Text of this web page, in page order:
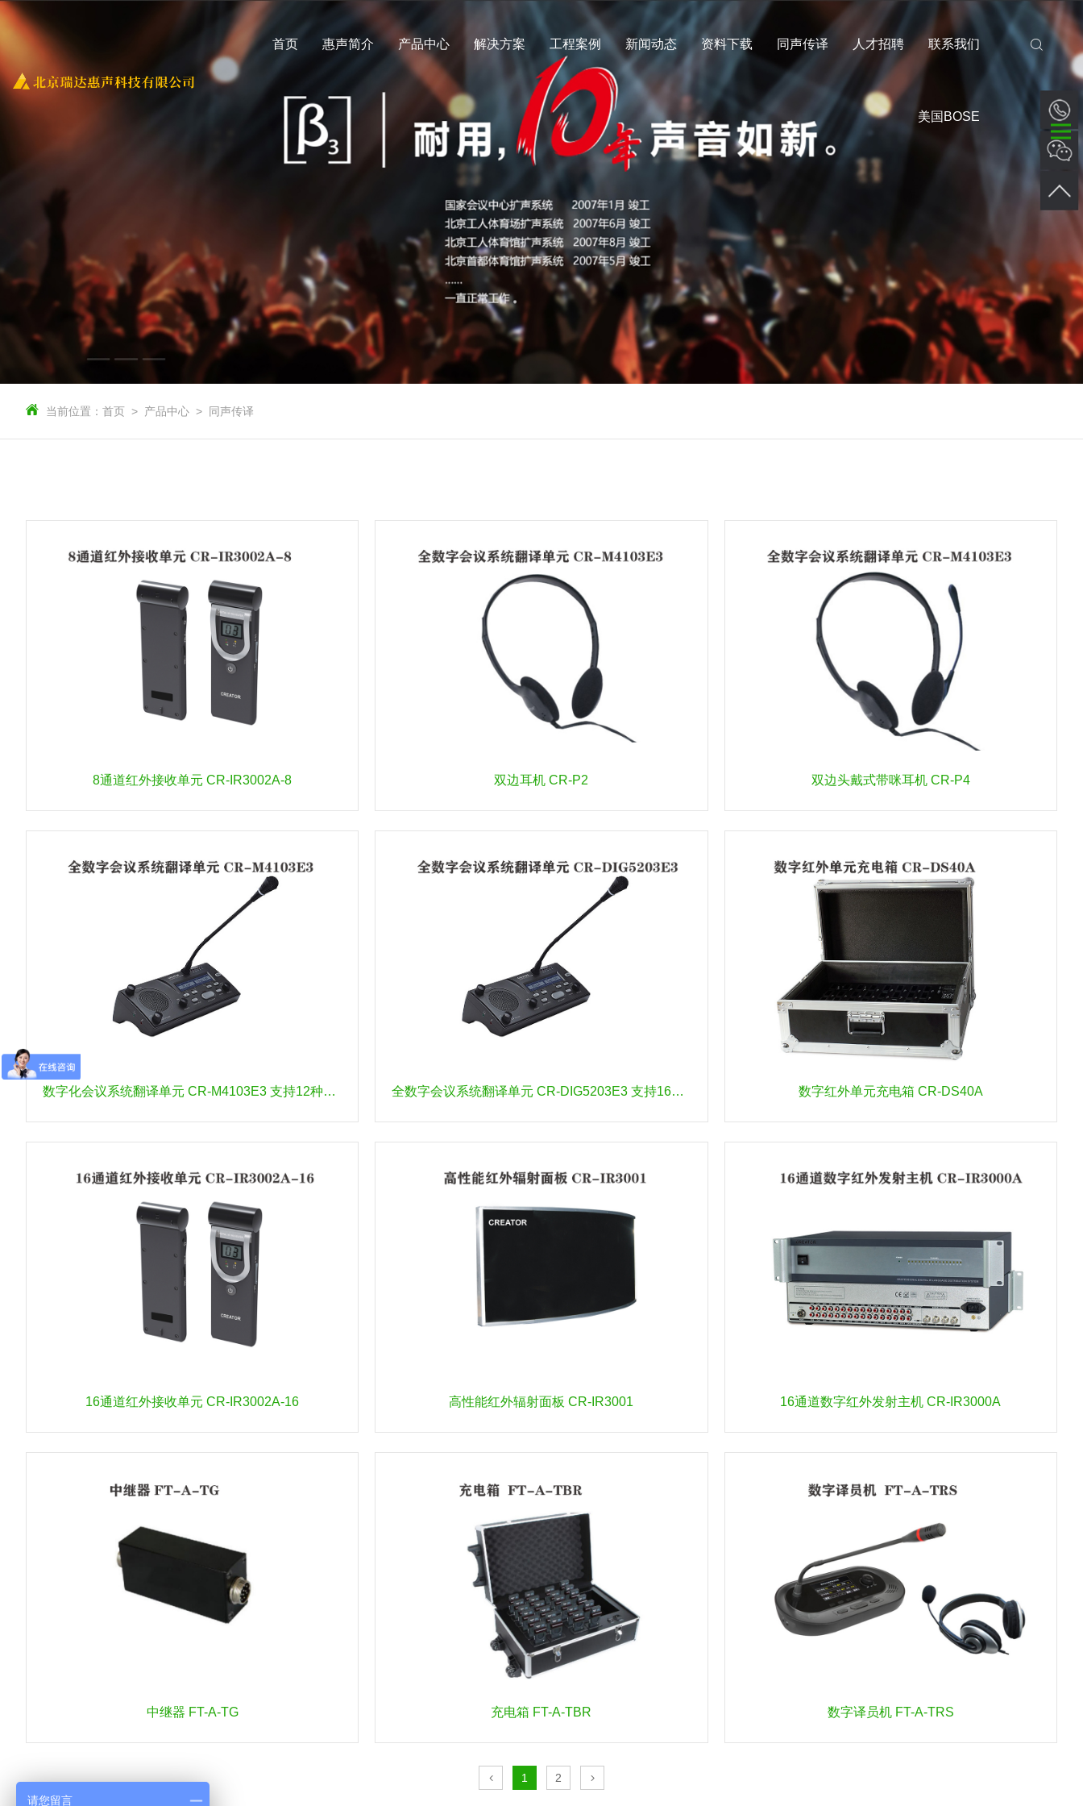
首页 惠声简介 产品中心 解决方案 工程案例 新闻动态 资料下载 同声传译 人才招聘 联系我们
美国BOSE
当前位置： 首页 产品中心 同声传译
8通道红外接收单元 CR-IR3002A-8 双边耳机 CR-P2 双边头戴式带咪耳机 CR-P4
数字化会议系统翻译单元 CR-M4103E3 支持12种语言 全数字会议系统翻译单元 CR-DIG5203E3 支持16种语言 数字红外单元充电箱 CR-DS40A
16通道红外接收单元 CR-IR3002A-16 高性能红外辐射面板 CR-IR3001 16通道数字红外发射主机 CR-IR3000A
中继器 FT-A-TG 充电箱 FT-A-TBR 数字译员机 FT-A-TRS
1
2
请您留言